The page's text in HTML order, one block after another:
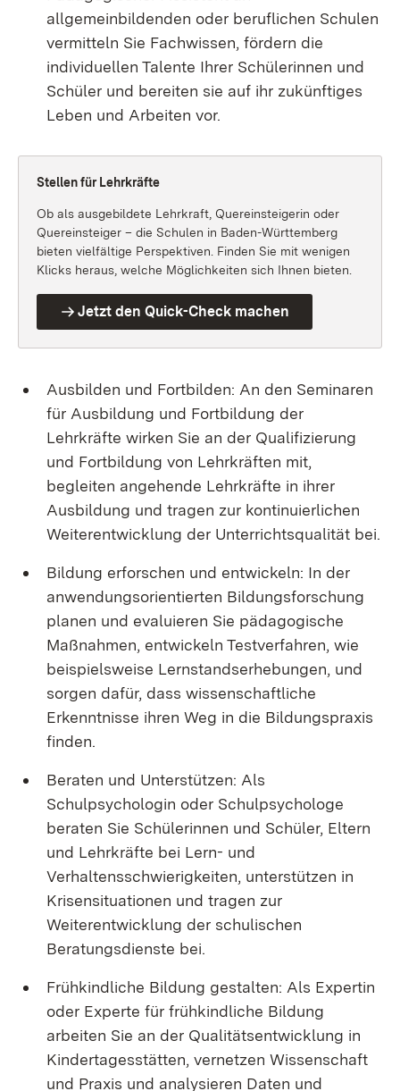
allgemeinbildenden oder beruflichen Schulen
vermitteln Sie Fachwissen, fördern die
individuellen Talente Ihrer Schülerinnen und
Schüler und bereiten sie auf ihr zukünftiges
Leben und Arbeiten vor.
Stellen für Lehrkräfte
Ob als ausgebildete Lehrkraft, Quereinsteigerin oder
Quereinsteiger – die Schulen in Baden-Württemberg
bieten vielfältige Perspektiven. Finden Sie mit wenigen
Klicks heraus, welche Möglichkeiten sich Ihnen bieten.
Jetzt den Quick-Check machen
Ausbilden und Fortbilden: An den Seminaren
für Ausbildung und Fortbildung der
Lehrkräfte wirken Sie an der Qualifizierung
und Fortbildung von Lehrkräften mit,
begleiten angehende Lehrkräfte in ihrer
Ausbildung und tragen zur kontinuierlichen
Weiterentwicklung der Unterrichtsqualität bei.
Bildung erforschen und entwickeln: In der
anwendungsorientierten Bildungsforschung
planen und evaluieren Sie pädagogische
Maßnahmen, entwickeln Testverfahren, wie
beispielsweise Lernstandserhebungen, und
sorgen dafür, dass wissenschaftliche
Erkenntnisse ihren Weg in die Bildungspraxis
finden.
Beraten und Unterstützen: Als
Schulpsychologin oder Schulpsychologe
beraten Sie Schülerinnen und Schüler, Eltern
und Lehrkräfte bei Lern- und
Verhaltensschwierigkeiten, unterstützen in
Krisensituationen und tragen zur
Weiterentwicklung der schulischen
Beratungsdienste bei.
Frühkindliche Bildung gestalten: Als Expertin
oder Experte für frühkindliche Bildung
arbeiten Sie an der Qualitätsentwicklung in
Kindertagesstätten, vernetzen Wissenschaft
und Praxis und analysieren Daten und